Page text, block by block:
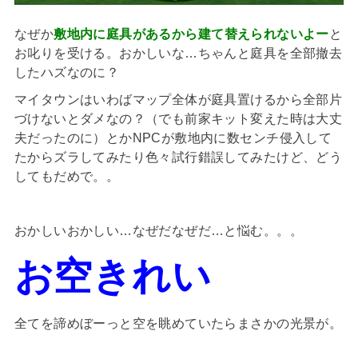
なぜか敷地内に庭具があるから建て替えられないよーと
お叱りを受ける。おかしいな…ちゃんと庭具を全部撤去
したハズなのに？
マイタウンはいわばマップ全体が庭具置けるから全部片
づけないとダメなの？（でも前家キット変えた時は大丈
夫だったのに）とかNPCが敷地内に数センチ侵入して
たからズラしてみたり色々試行錯誤してみたけど、どう
してもだめで。。
おかしいおかしい…なぜだなぜだ…と悩む。。。
お空きれい
全てを諦めぼーっと空を眺めていたらまさかの光景が。